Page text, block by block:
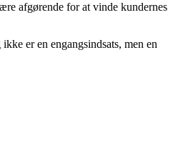
afgørende for at vinde kundernes
er en engangsindsats, men en